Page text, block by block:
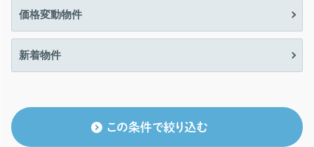
価格変動物件
新着物件
この条件で絞り込む